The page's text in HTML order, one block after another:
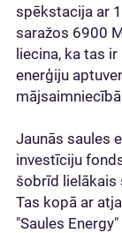
spēkstacija ar
saražos 6900
liecina, ka tas
enerģiju
Jaunās saules
investīciju
šobrīd lielākais
Tas kopā ar
"Saules